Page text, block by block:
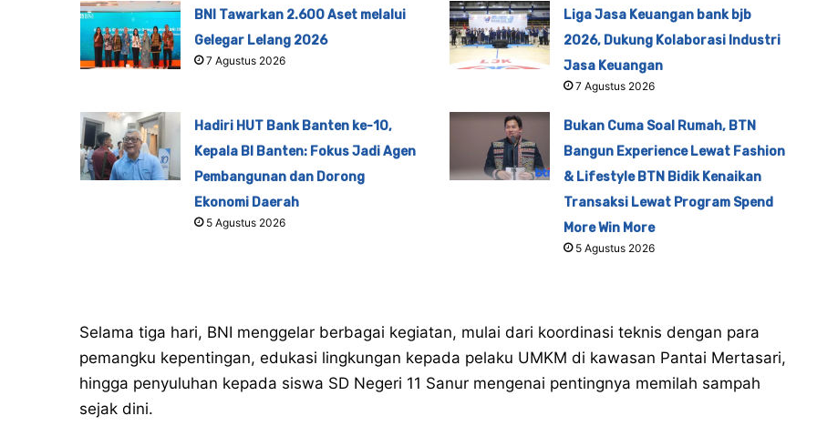
BNI Tawarkan 2.600 Aset melalui
Gelegar Lelang 2026
7 Agustus 2026
Liga Jasa Keuangan bank bjb
2026, Dukung Kolaborasi Industri
Jasa Keuangan
7 Agustus 2026
Hadiri HUT Bank Banten ke-10,
Kepala BI Banten: Fokus Jadi Agen
Pembangunan dan Dorong
Ekonomi Daerah
5 Agustus 2026
Bukan Cuma Soal Rumah, BTN
Bangun Experience Lewat Fashion
& Lifestyle BTN Bidik Kenaikan
Transaksi Lewat Program Spend
More Win More
5 Agustus 2026
Selama tiga hari, BNI menggelar berbagai kegiatan, mulai dari koordinasi teknis dengan para
pemangku kepentingan, edukasi lingkungan kepada pelaku UMKM di kawasan Pantai Mertasari,
hingga penyuluhan kepada siswa SD Negeri 11 Sanur mengenai pentingnya memilah sampah
sejak dini.